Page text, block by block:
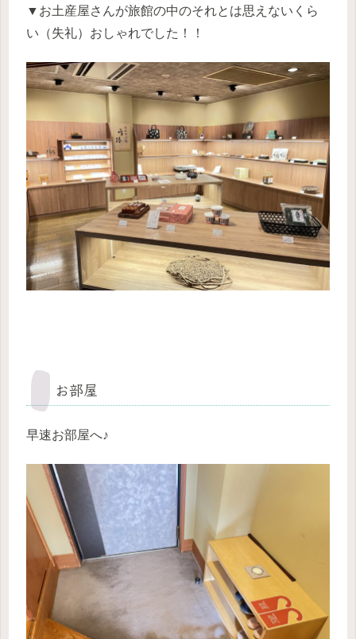
▼お土産屋さんが旅館の中のそれとは思えないくら
い（失礼）おしゃれでした！！
お部屋
早速お部屋へ♪